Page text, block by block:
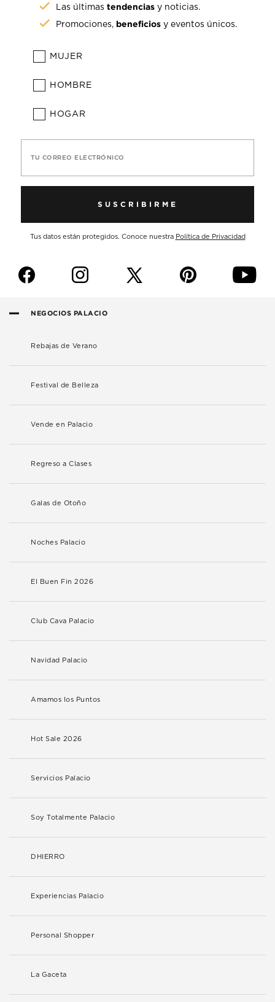
Las últimastendencias y noticias.
Promociones, beneficios y eventos únicos.
MUJER
HOMBRE
HOGAR
TU CORREO ELECTRÓNICO
SUSCRIBIRME
Tus datos están protegidos. Conoce nuestra Política de Privacidad
f i p y
NEGOCIOS PALACIO
Rebajas de Verano
Festival de Belleza
Vende en Palacio
Regreso a Clases
Galas de Otoño
Noches Palacio
El Buen Fin 2026
Club Cava Palacio
Navidad Palacio
Amamos los Puntos
Hot Sale 2026
Servicios Palacio
Soy Totalmente Palacio
DHIERRO
Experiencias Palacio
Personal Shopper
La Gaceta